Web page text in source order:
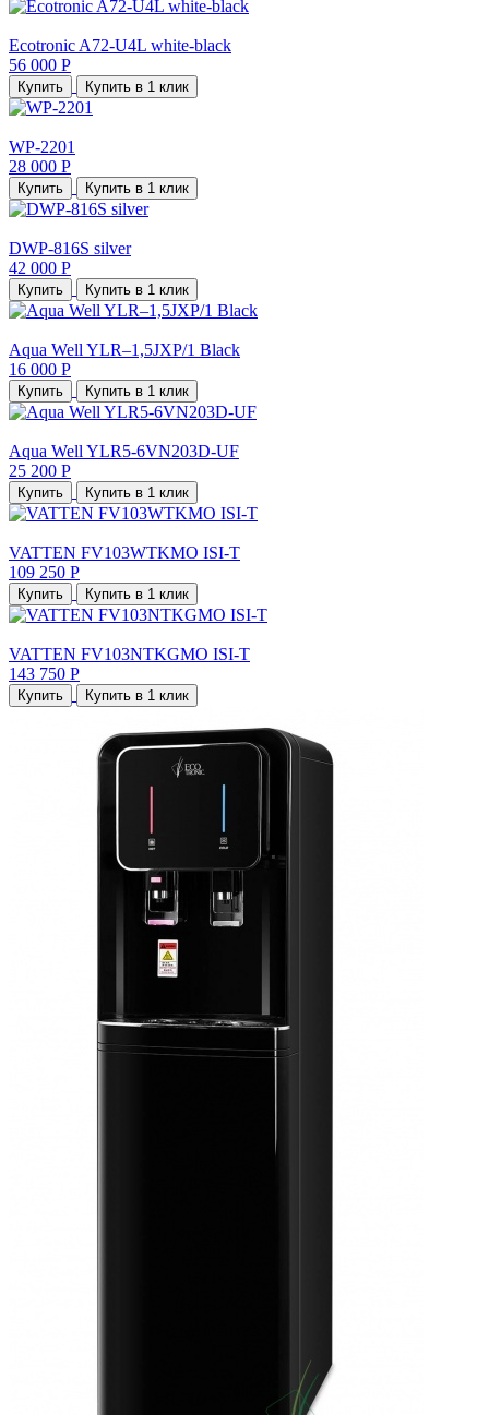
Ecotronic A72-U4L white-black
56 000 Р
Купить Купить в 1 клик
WP-2201
28 000 Р
Купить Купить в 1 клик
DWP-816S silver
42 000 Р
Купить Купить в 1 клик
Aqua Well YLR–1,5JXP/1 Black
16 000 Р
Купить Купить в 1 клик
Aqua Well YLR5-6VN203D-UF
25 200 Р
Купить Купить в 1 клик
VATTEN FV103WTKMO ISI-T
109 250 Р
Купить Купить в 1 клик
VATTEN FV103NTKGMO ISI-T
143 750 Р
Купить Купить в 1 клик